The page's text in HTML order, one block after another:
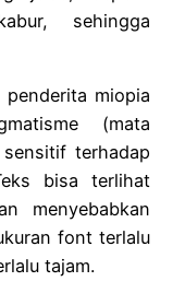
sehingga
miopia
(mata
terhadap
bisa terlihat
menyebabkan
font terlalu
tajam.